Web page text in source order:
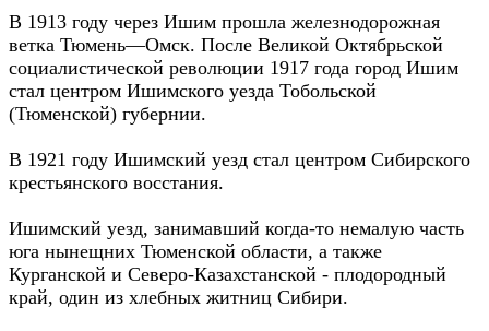
В 1913 году через Ишим прошла железнодорожная
ветка Тюмень—Омск. После Великой Октябрьской
социалистической революции 1917 года город Ишим
стал центром Ишимского уезда Тобольской
(Тюменской) губернии.
В 1921 году Ишимский уезд стал центром Сибирского
крестьянского восстания.
Ишимский уезд, занимавший когда-то немалую часть
юга нынещних Тюменской области, а также
Курганской и Северо-Казахстанской - плодородный
край, один из хлебных житниц Сибири.